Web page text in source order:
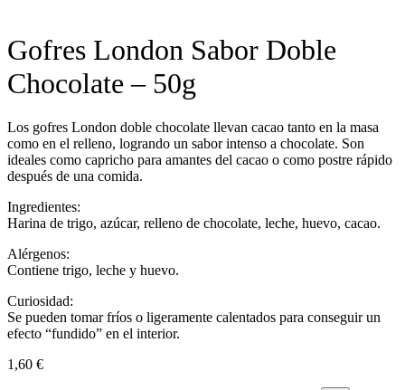
Gofres London Sabor Doble
Chocolate – 50g
Los gofres London doble chocolate llevan cacao tanto en la masa
como en el relleno, logrando un sabor intenso a chocolate. Son
ideales como capricho para amantes del cacao o como postre rápido
después de una comida.
Ingredientes:
Harina de trigo, azúcar, relleno de chocolate, leche, huevo, cacao.
Alérgenos:
Contiene trigo, leche y huevo.
Curiosidad:
Se pueden tomar fríos o ligeramente calentados para conseguir un
efecto “fundido” en el interior.
1,60 €